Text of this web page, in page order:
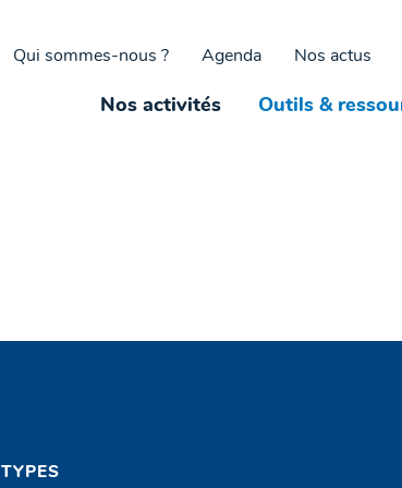
Qui sommes-nous ? Agenda Nos actus
Nos activités Outils &
TYPES